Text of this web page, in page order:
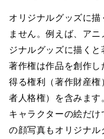
オリジナルグッズに
ません。例えば、ア
ジナルグッズに描くと
著作権は作品を創作
得る権利（著作財産
者人格権）を含みます
キャラクターの絵だ
の顔写真もオリジナル